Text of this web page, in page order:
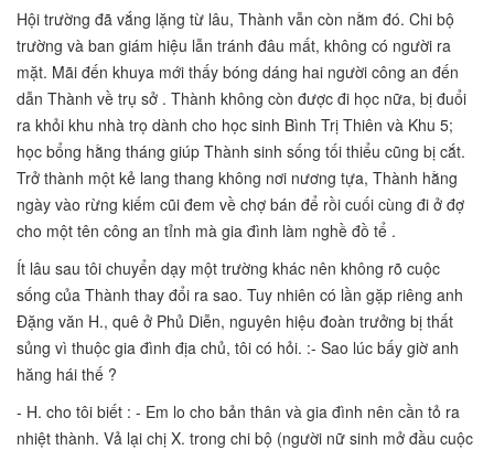
Hội trường đã vắng lặng từ lâu, Thành vẫn còn nằm đó. Chi bộ
trường và ban giám hiệu lẫn tránh đâu mất, không có người ra
mặt. Mãi đến khuya mới thấy bóng dáng hai người công an đến
dẫn Thành về trụ sở . Thành không còn được đi học nữa, bị đuổi
ra khỏi khu nhà trọ dành cho học sinh Bình Trị Thiên và Khu 5;
học bổng hằng tháng giúp Thành sinh sống tối thiểu cũng bị cắt.
Trở thành một kẻ lang thang không nơi nương tựa, Thành hằng
ngày vào rừng kiếm cũi đem về chợ bán để rồi cuối cùng đi ở đợ
cho một tên công an tỉnh mà gia đình làm nghề đồ tể .
Ít lâu sau tôi chuyển dạy một trường khác nên không rõ cuộc
sống của Thành thay đổi ra sao. Tuy nhiên có lần gặp riêng anh
Đặng văn H., quê ở Phủ Diễn, nguyên hiệu đoàn trưởng bị thất
sủng vì thuộc gia đình địa chủ, tôi có hỏi. :- Sao lúc bấy giờ anh
hăng hái thế ?
- H. cho tôi biết : - Em lo cho bản thân và gia đình nên cần tỏ ra
nhiệt thành. Vả lại chị X. trong chi bộ (người nữ sinh mở đầu cuộc